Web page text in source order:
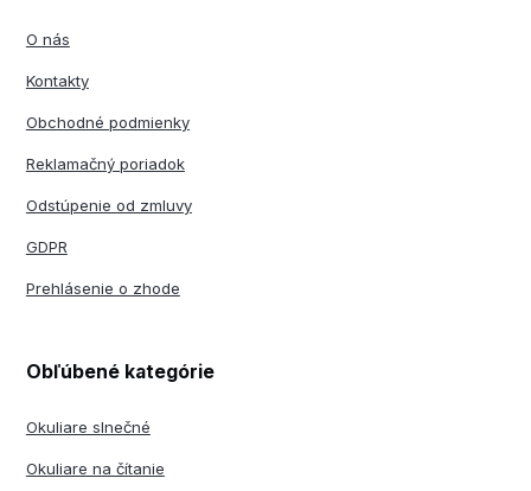
O nás
Kontakty
Obchodné podmienky
Reklamačný poriadok
Odstúpenie od zmluvy
GDPR
Prehlásenie o zhode
Obľúbené kategórie
Okuliare slnečné
Okuliare na čítanie